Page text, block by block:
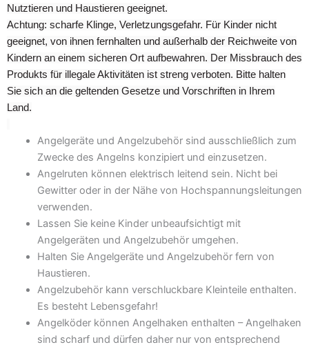
Nutztieren und Haustieren geeignet.
Achtung: scharfe Klinge, Verletzungsgefahr. Für Kinder nicht
geeignet, von ihnen fernhalten und außerhalb der Reichweite von
Kindern an einem sicheren Ort aufbewahren. Der Missbrauch des
Produkts für illegale Aktivitäten ist streng verboten. Bitte halten
Sie sich an die geltenden Gesetze und Vorschriften in Ihrem
Land.
Angelgeräte und Angelzubehör sind ausschließlich zum
Zwecke des Angelns konzipiert und einzusetzen.
Angelruten können elektrisch leitend sein. Nicht bei
Gewitter oder in der Nähe von Hochspannungsleitungen
verwenden.
Lassen Sie keine Kinder unbeaufsichtigt mit
Angelgeräten und Angelzubehör umgehen.
Halten Sie Angelgeräte und Angelzubehör fern von
Haustieren.
Angelzubehör kann verschluckbare Kleinteile enthalten.
Es besteht Lebensgefahr!
Angelköder können Angelhaken enthalten – Angelhaken
sind scharf und dürfen daher nur von entsprechend